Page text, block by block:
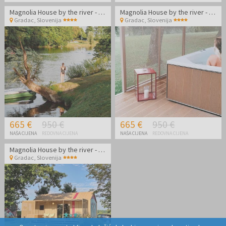
Magnolia House by the river - Ljetni odmor na rijeci Kupi - Mobilna kućica Magnolia
Gradac, Slovenija
665 €
NAŠA CIJENA
950 €
REDOVNA CIJENA
Magnolia House by the river - Ljetni odmor na rijeci Kupi - Mobilna kućica BB2
Gradac, Slovenija
665 €
NAŠA CIJENA
950 €
REDOVNA CIJENA
Magnolia House by the river - Ljetni odmor na rijeci Kupi - Mobilna kućica BB4
Gradac, Slovenija